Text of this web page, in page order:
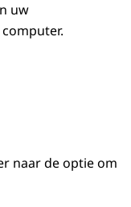
uw
naar de optie om